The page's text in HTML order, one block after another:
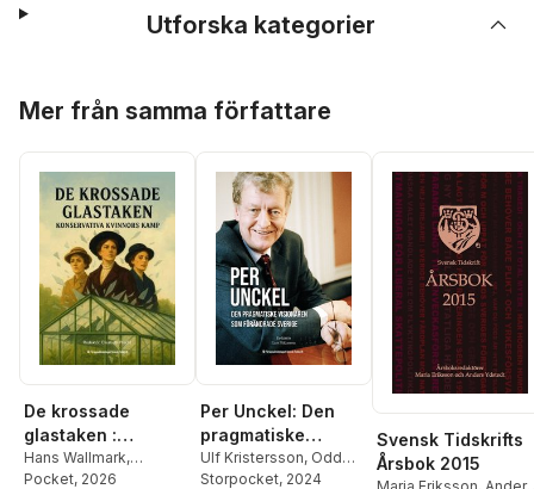
Utforska kategorier
Mer från samma författare
De krossade
glastaken :
konservativa
kvinnors kamp
Hans Wallmark,
Elisabeth Svantesson
Pocket, 2026
Per Unckel: Den
pragmatiske
visionären som
förändrade Sverige
Ulf Kristersson, Odd
Eiken,Bo Ekegren
Storpocket, 2024
Svensk Tidskrifts
Årsbok 2015